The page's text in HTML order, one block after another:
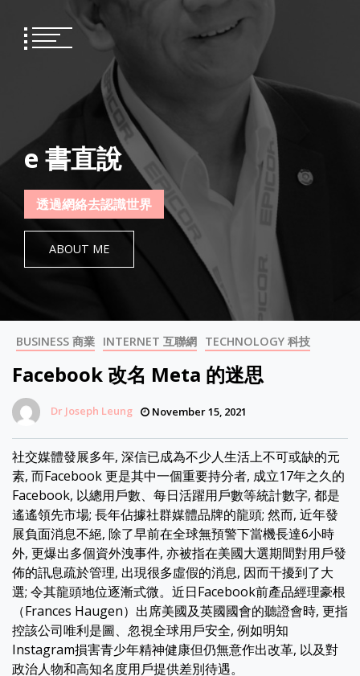
content
e 書直說
透過網絡去認識世界
ABOUT ME
BUSINESS 商業 INTERNET 互聯網 TECHNOLOGY 科技
Facebook 改名 Meta 的迷思
Dr Joseph Leung November 15, 2021
社交媒體發展多年, 深信已成為不少人生活上不可或缺的元
素, 而Facebook 更是其中一個重要持分者, 成立17年之久的
Facebook, 以總用戶數、每日活躍用戶數等統計數字, 都是
遙遙領先市場; 長年佔據社群媒體品牌的龍頭; 然而, 近年發
展負面消息不絕, 除了早前在全球無預警下當機長達6小時
外, 更爆出多個資外洩事件, 亦被指在美國大選期間對用戶發
佈的訊息疏於管理, 出現很多虛假的消息, 因而干擾到了大
選; 令其龍頭地位逐漸式微。近日Facebook前產品經理豪根
（Frances Haugen）出席美國及英國國會的聽證會時, 更指
控該公司唯利是圖、忽視全球用戶安全, 例如明知
Instagram損害青少年精神健康但仍無意作出改革, 以及對
政治人物和高知名度用戶提供差別待遇。